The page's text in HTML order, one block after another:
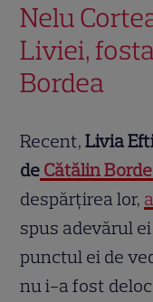
Nelu
Liviei,
Bordea
Recent,Livia
de Cătălin
despărțirea lor,
spus adevărul
punctul ei de
nu i-a fost